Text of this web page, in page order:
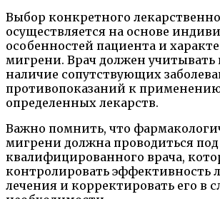
Выбор конкретного
осуществляется на основе
особенностей пациента и
мигрени. Врач должен учитывать
наличие сопутствующих
противопоказаний к
определенных лекарств.
Важно помнить, что
мигрени должна проводиться
квалифицированного врача,
контролировать эффективность
лечения и корректировать его в